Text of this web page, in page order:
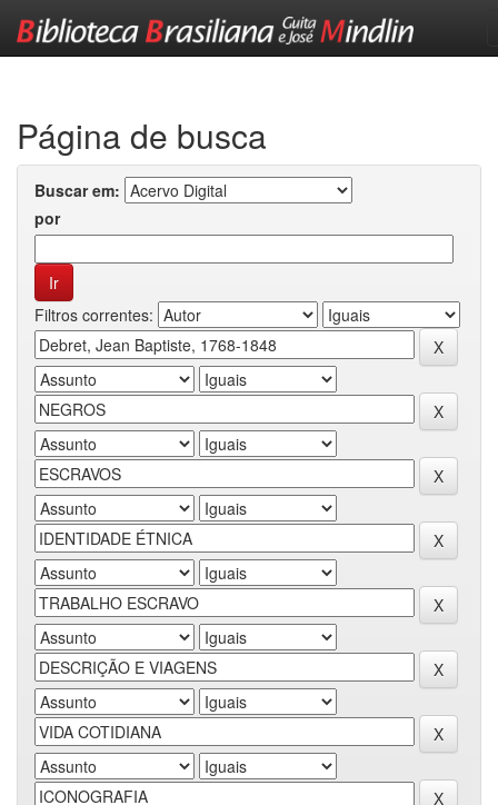
Página de busca
Buscar em:
por
Filtros correntes: